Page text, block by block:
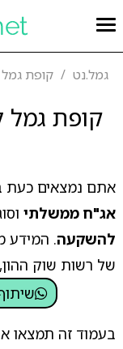
גמל.נט קופת
קופת
אתם נמצאים כעת
אג"ח ממשלתי
להשקעה. המידע
של רשות שוק
בעמוד זה תמצאו